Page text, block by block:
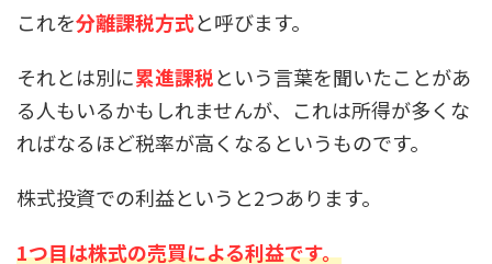
これを分離課税方式と呼びます。
それとは別に累進課税という言葉を聞いたことがあ
る人もいるかもしれませんが、これは所得が多くな
ればなるほど税率が高くなるというものです。
株式投資での利益というと2つあります。
1つ目は株式の売買による利益です。